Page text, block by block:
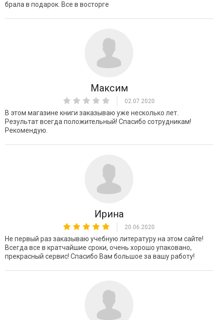
брала в подарок. Все в восторге
Максим
02.07.2020
В этом магазине книги заказываю уже несколько лет.
Результат всегда положительный! Спасибо сотрудникам!
Рекомендую.
Ирина
20.06.2020
Не первый раз заказываю учебную литературу на этом сайте!
Всегда все в кратчайшие сроки, очень хорошо упаковано,
прекрасный сервис! Спасибо Вам большое за вашу работу!